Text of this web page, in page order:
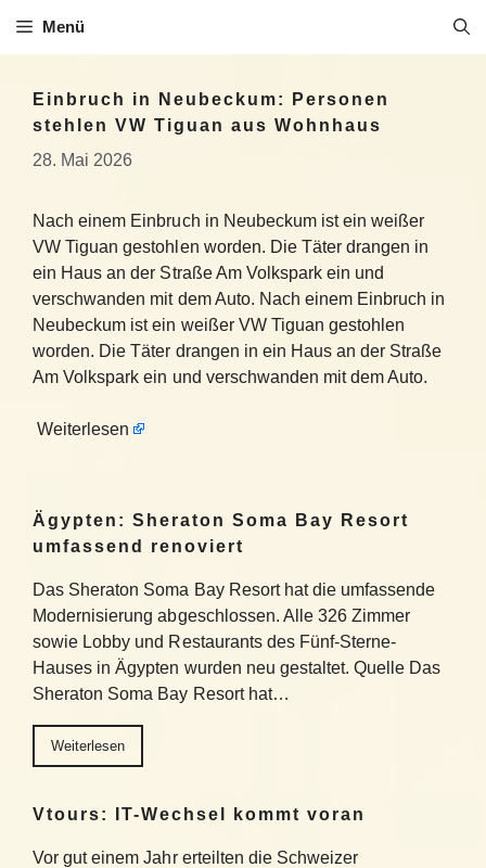
Inhalt
Menü
Einbruch in Neubeckum: Personen
stehlen VW Tiguan aus Wohnhaus
28. Mai 2026
Nach einem Einbruch in Neubeckum ist ein weißer
VW Tiguan gestohlen worden. Die Täter drangen in
ein Haus an der Straße Am Volkspark ein und
verschwanden mit dem Auto. Nach einem Einbruch in
Neubeckum ist ein weißer VW Tiguan gestohlen
worden. Die Täter drangen in ein Haus an der Straße
Am Volkspark ein und verschwanden mit dem Auto.
Weiterlesen
Ägypten: Sheraton Soma Bay Resort
umfassend renoviert
Das Sheraton Soma Bay Resort hat die umfassende
Modernisierung abgeschlossen. Alle 326 Zimmer
sowie Lobby und Restaurants des Fünf-Sterne-
Hauses in Ägypten wurden neu gestaltet. Quelle Das
Sheraton Soma Bay Resort hat…
Weiterlesen
Vtours: IT-Wechsel kommt voran
Vor gut einem Jahr erteilten die Schweizer